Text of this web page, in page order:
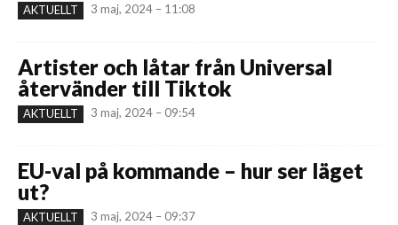
AKTUELLT 3 maj, 2024 – 11:08
Artister och låtar från Universal
återvänder till Tiktok
AKTUELLT 3 maj, 2024 – 09:54
EU-val på kommande – hur ser läget
ut?
AKTUELLT 3 maj, 2024 – 09:37